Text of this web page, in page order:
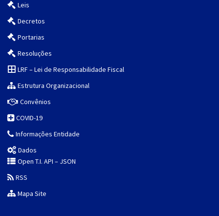
Leis
Decretos
Portarias
Resoluções
LRF – Lei de Responsabilidade Fiscal
Estrutura Organizacional
Convênios
COVID-19
Informações Entidade
Dados
Open T.I. API – JSON
RSS
Mapa Site